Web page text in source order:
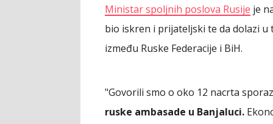
Ministar spoljnih poslova Rusije je
bio iskren i prijateljski te da dolazi
između Ruske Federacije i BiH.
"Govorili smo o oko 12 nacrta
ruske ambasade u Banjaluci.